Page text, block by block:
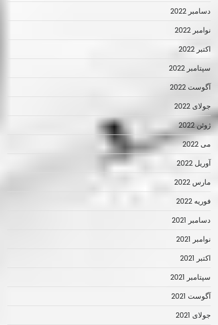
دسامبر 2022
نوامبر 2022
اکتبر 2022
سپتامبر 2022
آگوست 2022
جولای 2022
ژوئن 2022
می 2022
آوریل 2022
مارس 2022
فوریه 2022
دسامبر 2021
نوامبر 2021
اکتبر 2021
سپتامبر 2021
آگوست 2021
جولای 2021